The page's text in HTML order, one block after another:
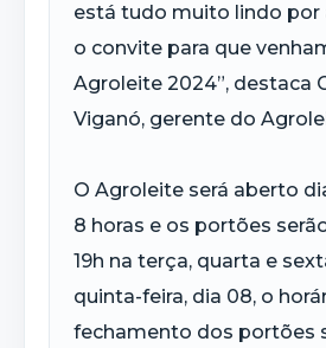
está tudo muito lindo por
o convite para que
Agroleite 2024”, destaca
Viganó, gerente do
O Agroleite será aberto
8 horas e os portões
19h na terça, quarta e
quinta-feira, dia 08, o
fechamento dos portões